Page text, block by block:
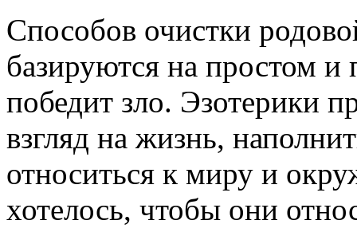
Способов очистки
базируются на простом
победит зло. Эзотерики
взгляд на жизнь,
относиться к миру и
хотелось, чтобы они